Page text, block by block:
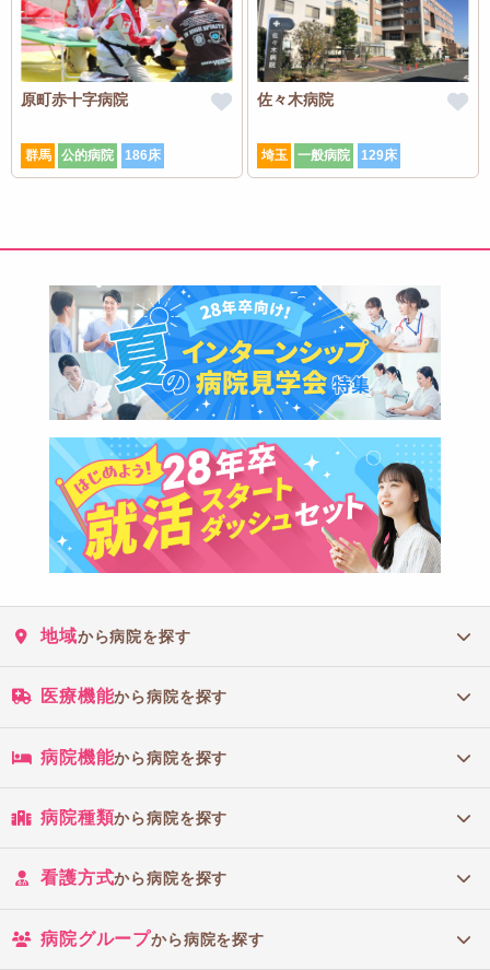
原町赤十字病院
群馬 公的病院 186床
佐々木病院
埼玉 一般病院 129床
地域から病院を探す
医療機能から病院を探す
病院機能から病院を探す
病院種類から病院を探す
看護方式から病院を探す
病院グループから病院を探す